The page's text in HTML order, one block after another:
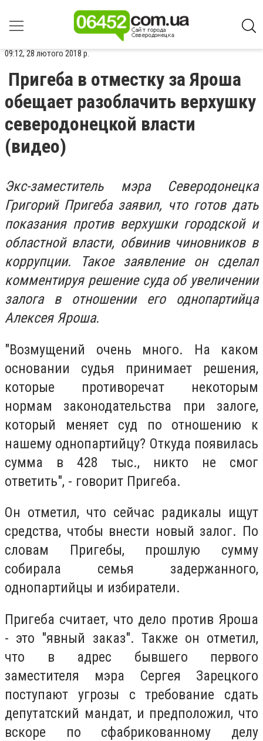
09:12, 28 лютого 2018 р.
Пригеба в отместку за Яроша
обещает разоблачить верхушку
северодонецкой власти
(видео)
Экс-заместитель мэра Северодонецка
Григорий Пригеба заявил, что готов дать
показания против верхушки городской и
областной власти, обвинив чиновников в
коррупции. Такое заявление он сделал
комментируя решение суда об увеличении
залога в отношении его однопартийца
Алексея Яроша.
"Возмущений очень много. На каком
основании судья принимает решения,
которые противоречат некоторым
нормам законодательства при залоге,
который меняет суд по отношению к
нашему однопартийцу? Откуда появилась
сумма в 428 тыс., никто не смог
ответить", - говорит Пригеба.
Он отметил, что сейчас радикалы ищут
средства, чтобы внести новый залог. По
словам Пригебы, прошлую сумму
собирала семья задержанного,
однопартийцы и избиратели.
Пригеба считает, что дело против Яроша
- это "явный заказ". Также он отметил,
что в адрес бывшего первого
заместителя мэра Сергея Зарецкого
поступают угрозы с требование сдать
депутатский мандат, и предположил, что
вскоре по сфабрикованному делу